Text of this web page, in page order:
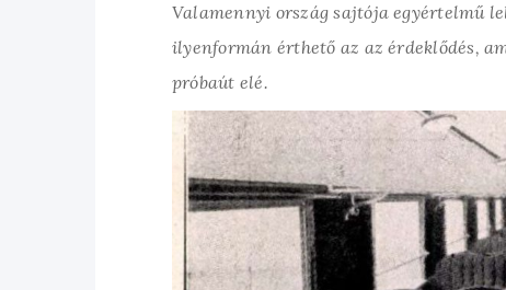
Valamennyi ország sajtója egyértelmű
ilyenformán érthető az az érdeklődés,
próbaút elé.